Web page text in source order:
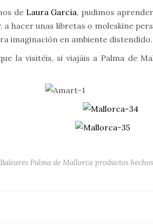
de Laura García, pudimos
, a hacer unas libretas o moleskine
imaginación en ambiente distendido.
la visitéis, si viajáis a Palma de
Palma de Mallorca productos